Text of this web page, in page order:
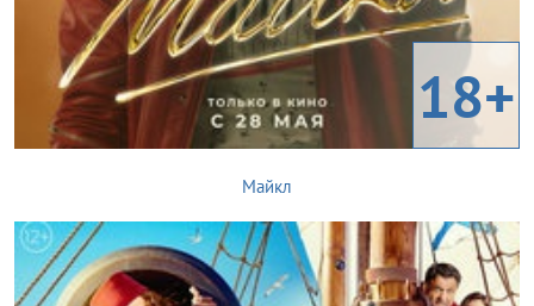
18+
Майкл